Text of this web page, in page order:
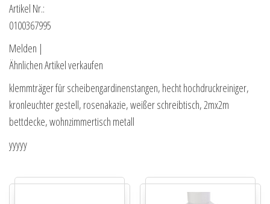
Artikel Nr.:
0100367995
Melden |
Ähnlichen Artikel verkaufen
klemmträger für scheibengardinenstangen, hecht hochdruckreiniger,
kronleuchter gestell, rosenakazie, weißer schreibtisch, 2mx2m
bettdecke, wohnzimmertisch metall
yyyyy